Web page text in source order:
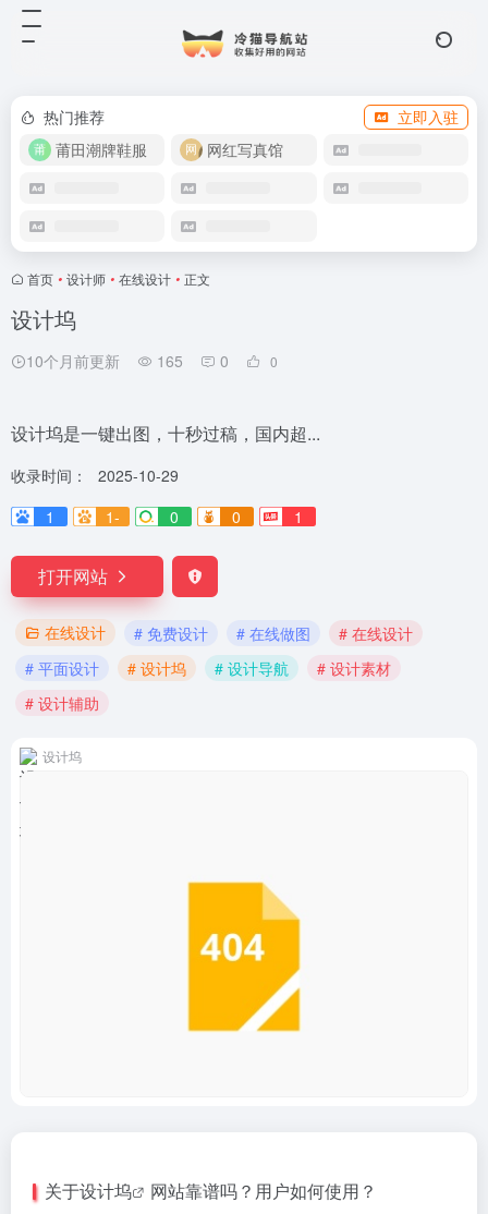
热门推荐
立即入驻
莆田潮牌鞋服
网红写真馆
首页 • 设计师 • 在线设计 • 正文
设计坞
10个月前更新 165 0 0
设计坞是一键出图，十秒过稿，国内超...
收录时间：
2025-10-29
1
1- 0 0 1
打开网站
在线设计 # 免费设计 # 在线做图
# 在线设计
# 平面设计
# 设计坞 # 设计导航
# 设计素材
# 设计辅助
设计坞
关于设计坞 网站靠谱吗？用户如何使用？